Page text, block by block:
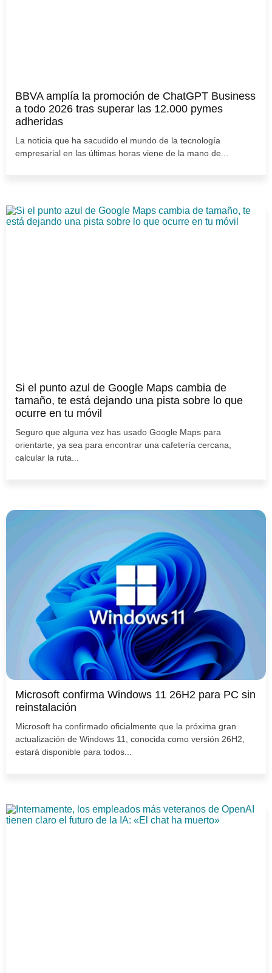
BBVA amplía la promoción de ChatGPT Business
a todo 2026 tras superar las 12.000 pymes
adheridas
La noticia que ha sacudido el mundo de la tecnología
empresarial en las últimas horas viene de la mano de...
Si el punto azul de Google Maps cambia de
tamaño, te está dejando una pista sobre lo que
ocurre en tu móvil
Seguro que alguna vez has usado Google Maps para
orientarte, ya sea para encontrar una cafetería cercana,
calcular la ruta...
Microsoft confirma Windows 11 26H2 para PC sin
reinstalación
Microsoft ha confirmado oficialmente que la próxima gran
actualización de Windows 11, conocida como versión 26H2,
estará disponible para todos...